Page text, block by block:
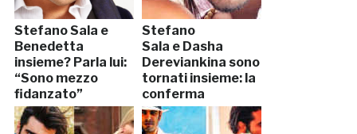
Stefano Sala e
Benedetta
insieme? Parla lui:
“Sono mezzo
fidanzato”
Stefano
Sala e Dasha
Dereviankina sono
tornati insieme: la
conferma